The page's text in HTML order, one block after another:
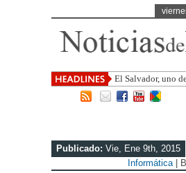
El Salvador, uno
mayor proyección
Publicado: Vie, Ene 9th, 2015
Informática|